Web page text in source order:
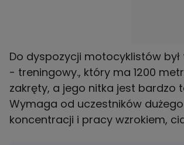
Do dyspozycji motocyklistów
- treningowy., który ma 1200
zakręty, a jego nitka jest bardzo
Wymaga od uczestników
koncentracji i pracy wzrokiem,